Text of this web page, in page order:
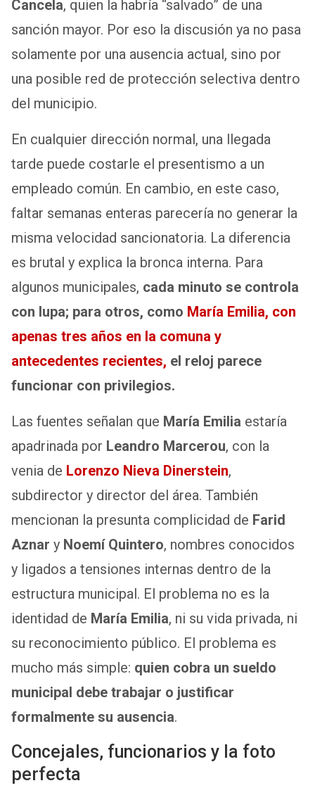
Cancela, quien la habría “salvado” de una
sanción mayor. Por eso la discusión ya no pasa
solamente por una ausencia actual, sino por
una posible red de protección selectiva dentro
del municipio.
En cualquier dirección normal, una llegada
tarde puede costarle el presentismo a un
empleado común. En cambio, en este caso,
faltar semanas enteras parecería no generar la
misma velocidad sancionatoria. La diferencia
es brutal y explica la bronca interna. Para
algunos municipales, cada minuto se controla
con lupa; para otros, como María Emilia, con
apenas tres años en la comuna y
antecedentes recientes, el reloj parece
funcionar con privilegios.
Las fuentes señalan que María Emilia estaría
apadrinada por Leandro Marcerou, con la
venia de Lorenzo Nieva Dinerstein,
subdirector y director del área. También
mencionan la presunta complicidad de Farid
Aznar y Noemí Quintero, nombres conocidos
y ligados a tensiones internas dentro de la
estructura municipal. El problema no es la
identidad de María Emilia, ni su vida privada, ni
su reconocimiento público. El problema es
mucho más simple: quien cobra un sueldo
municipal debe trabajar o justificar
formalmente su ausencia.
Concejales, funcionarios y la foto
perfecta